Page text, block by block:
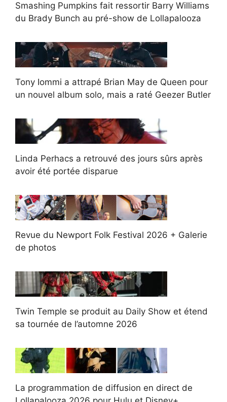
Smashing Pumpkins fait ressortir Barry Williams
du Brady Bunch au pré-show de Lollapalooza
Tony Iommi a attrapé Brian May de Queen pour
un nouvel album solo, mais a raté Geezer Butler
Linda Perhacs a retrouvé des jours sûrs après
avoir été portée disparue
Revue du Newport Folk Festival 2026 + Galerie
de photos
Twin Temple se produit au Daily Show et étend
sa tournée de l’automne 2026
La programmation de diffusion en direct de